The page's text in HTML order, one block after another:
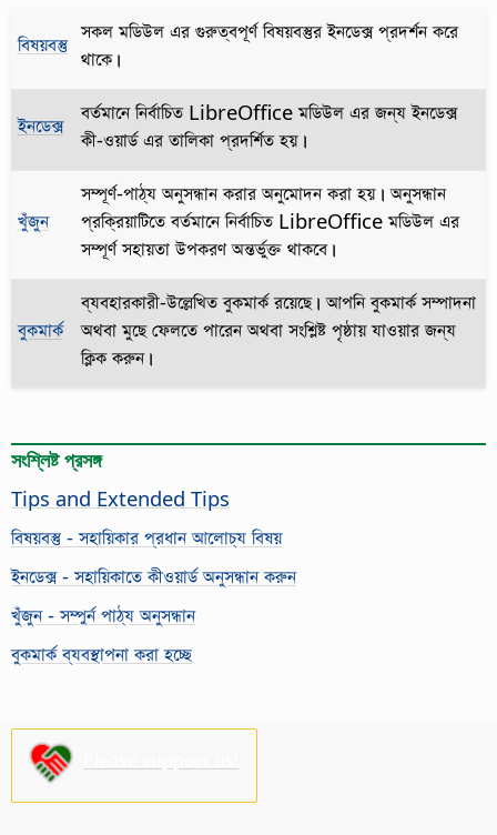
বিষয়বস্তু সকল মডিউল এর গুরুত্বপূর্ণ বিষয়বস্তুর ইনডেক্স প্রদর্শন করে
থাকে।
ইনডেক্স
বর্তমানে নির্বাচিত LibreOffice মডিউল এর জন্য ইনডেক্স
কী-ওয়ার্ড এর তালিকা প্রদর্শিত হয়।
খুঁজুন
সম্পূর্ণ-পাঠ্য অনুসন্ধান করার অনুমোদন করা হয়। অনুসন্ধান
প্রক্রিয়াটিতে বর্তমানে নির্বাচিত LibreOfficeমডিউল এর
সম্পূর্ণ সহায়তা উপকরণ অন্তর্ভুক্ত থাকবে।
বুকমার্ক
ব্যবহারকারী-উল্লেখিত বুকমার্ক রয়েছে। আপনি বুকমার্ক সম্পাদনা
অথবা মুছে ফেলতে পারেন অথবা সংশ্লিষ্ট পৃষ্ঠায় যাওয়ার জন্য
ক্লিক করুন।
সংশ্লিষ্ট প্রসঙ্গ
Tips and Extended Tips
বিষয়বস্তু - সহায়িকার প্রধান আলোচ্য বিষয়
ইনডেক্স - সহায়িকাতে কীওয়ার্ড অনুসন্ধান করুন
খুঁজুন - সম্পুর্ন পাঠ্য অনুসন্ধান
বুকমার্ক ব্যবস্থাপনা করা হচ্ছে